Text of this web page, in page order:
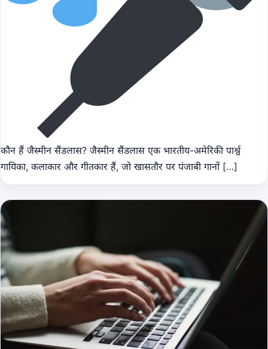
कौन हैं जैस्मीन सैंडलास? जैस्मीन सैंडलास एक भारतीय-अमेरिकी पार्श्व
गायिका, कलाकार और गीतकार हैं, जो खासतौर पर पंजाबी गानों […]